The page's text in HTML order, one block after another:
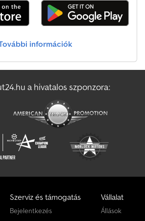
információk
a hivatalos szponzora:
Szerviz és támogatás
Bejelentkezés
Vállalat
Állások